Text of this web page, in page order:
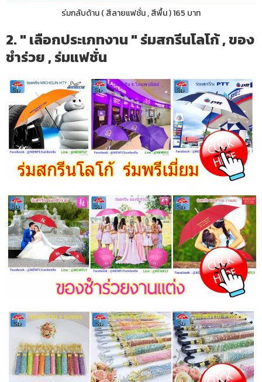
ร่มกลับด้าน ( สีลายแฟชั่น , สีพื้น ) 165 บาท
2. " เลือกประเภทงาน " ร่มสกรีนโลโก้ , ของ
ชำร่วย , ร่มแฟชั่น